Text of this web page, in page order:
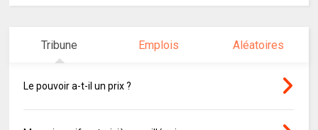
Tribune Emplois Aléatoires
Le pouvoir a-t-il un prix ?